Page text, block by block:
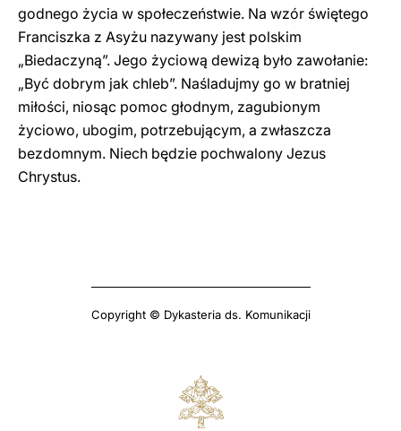
godnego życia w społeczeństwie. Na wzór świętego
Franciszka z Asyżu nazywany jest polskim
„Biedaczyną”. Jego życiową dewizą było zawołanie:
„Być dobrym jak chleb”. Naśladujmy go w bratniej
miłości, niosąc pomoc głodnym, zagubionym
życiowo, ubogim, potrzebującym, a zwłaszcza
bezdomnym. Niech będzie pochwalony Jezus
Chrystus.
Copyright © Dykasteria ds. Komunikacji